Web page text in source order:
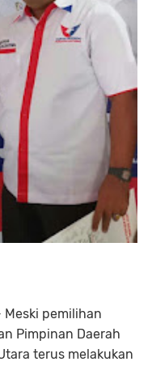
Meski pemilihan
Pimpinan Daerah
terus melakukan